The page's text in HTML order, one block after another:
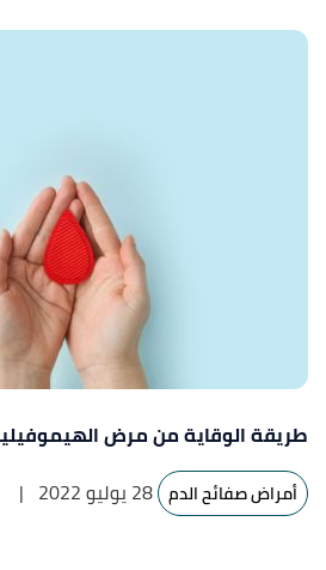
طريقة الوقاية من مرض
أمراض صفائح الدم 28 يوليو 2022 |